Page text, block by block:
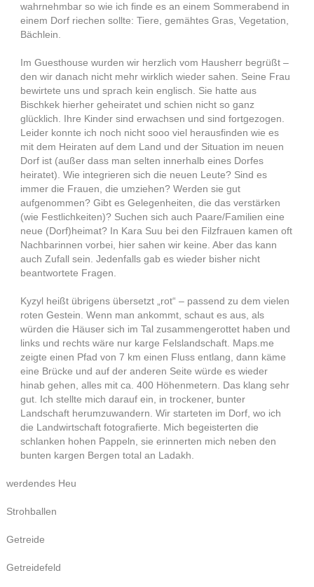
wahrnehmbar so wie ich finde es an einem Sommerabend in
einem Dorf riechen sollte: Tiere, gemähtes Gras, Vegetation,
Bächlein.
Im Guesthouse wurden wir herzlich vom Hausherr begrüßt –
den wir danach nicht mehr wirklich wieder sahen. Seine Frau
bewirtete uns und sprach kein englisch. Sie hatte aus
Bischkek hierher geheiratet und schien nicht so ganz
glücklich. Ihre Kinder sind erwachsen und sind fortgezogen.
Leider konnte ich noch nicht sooo viel herausfinden wie es
mit dem Heiraten auf dem Land und der Situation im neuen
Dorf ist (außer dass man selten innerhalb eines Dorfes
heiratet). Wie integrieren sich die neuen Leute? Sind es
immer die Frauen, die umziehen? Werden sie gut
aufgenommen? Gibt es Gelegenheiten, die das verstärken
(wie Festlichkeiten)? Suchen sich auch Paare/Familien eine
neue (Dorf)heimat? In Kara Suu bei den Filzfrauen kamen oft
Nachbarinnen vorbei, hier sahen wir keine. Aber das kann
auch Zufall sein. Jedenfalls gab es wieder bisher nicht
beantwortete Fragen.
Kyzyl heißt übrigens übersetzt „rot“ – passend zu dem vielen
roten Gestein. Wenn man ankommt, schaut es aus, als
würden die Häuser sich im Tal zusammengerottet haben und
links und rechts wäre nur karge Felslandschaft. Maps.me
zeigte einen Pfad von 7 km einen Fluss entlang, dann käme
eine Brücke und auf der anderen Seite würde es wieder
hinab gehen, alles mit ca. 400 Höhenmetern. Das klang sehr
gut. Ich stellte mich darauf ein, in trockener, bunter
Landschaft herumzuwandern. Wir starteten im Dorf, wo ich
die Landwirtschaft fotografierte. Mich begeisterten die
schlanken hohen Pappeln, sie erinnerten mich neben den
bunten kargen Bergen total an Ladakh.
werdendes Heu
Strohballen
Getreide
Getreidefeld